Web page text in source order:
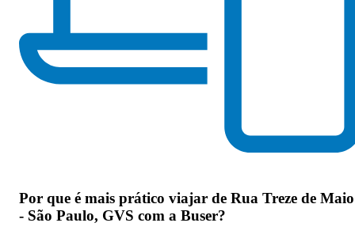
Por que é mais prático viajar de Rua Treze de Maio
- São Paulo, GVS com a Buser?